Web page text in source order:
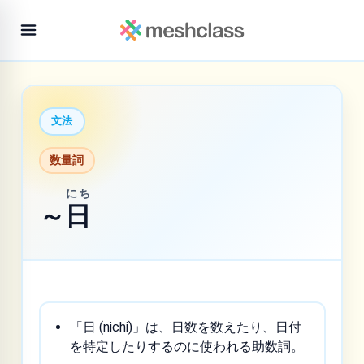
文法
数量詞
～ 日
にち
「日 (nichi)」は、日数を数えたり、日付
を特定したりするのに使われる助数詞。